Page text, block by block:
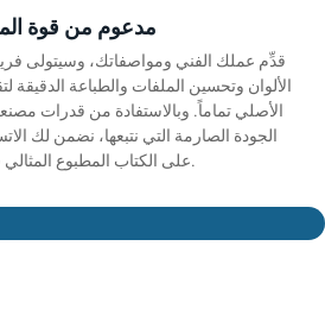
مدعوم من قوة
قدِّم عملك الفني ومواصفاتك، وسيتولى فريق
الألوان وتحسين الملفات والطباعة
الأصلي تماماً. وبالاستفادة من قدرات
الجودة الصارمة التي نتبعها، نضمن لك
على الكتاب المطبوع المثالي في كل مرة.